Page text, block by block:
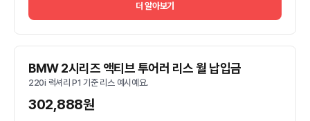
더 알아보기
BMW 2시리즈 액티브 투어러 리스 월 납입금
220i 럭셔리 P1 기준 리스 예시예요.
302,888원